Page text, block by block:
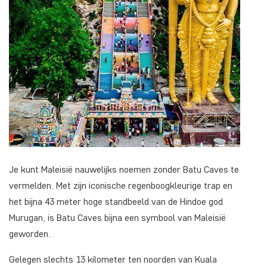
Je kunt Maleisië nauwelijks noemen zonder Batu Caves te
vermelden. Met zijn iconische regenboogkleurige trap en
het bijna 43 meter hoge standbeeld van de Hindoe god
Murugan, is Batu Caves bijna een symbool van Maleisië
geworden.
Gelegen slechts 13 kilometer ten noorden van Kuala